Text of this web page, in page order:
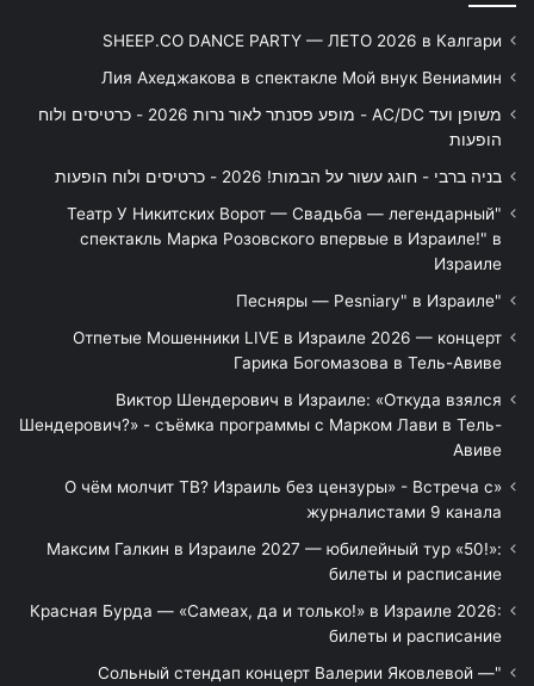
SHEEP.CO DANCE PARTY — ЛЕТО 2026 в Калгари
Лия Ахеджакова в спектакле Мой внук Вениамин
משופן ועד AC/DC - מופע פסנתר לאור נרות 2026 - כרטיסים ולוח
הופעות
בניה ברבי - חוגג עשור על הבמות! 2026 - כרטיסים ולוח הופעות
"Театр У Никитских Ворот — Свадьба — легендарный
спектакль Марка Розовского впервые в Израиле!" в
Израиле
"Песняры — Pesniary" в Израиле
Отпетые Мошенники LIVE в Израиле 2026 — концерт
Гарика Богомазова в Тель-Авиве
Виктор Шендерович в Израиле: «Откуда взялся
Шендерович?» - съёмка программы с Марком Лави в Тель-
Авиве
«О чём молчит ТВ? Израиль без цензуры» - Встреча с
журналистами 9 канала
Максим Галкин в Израиле 2027 — юбилейный тур «50!»:
билеты и расписание
Красная Бурда — «Самеах, да и только!» в Израиле 2026:
билеты и расписание
"Сольный стендап концерт Валерии Яковлевой —